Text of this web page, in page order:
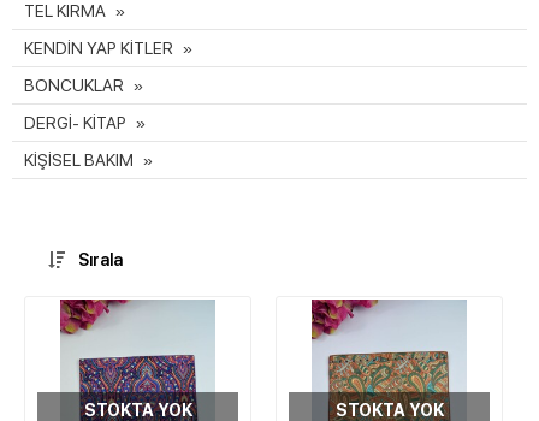
TEL KIRMA
KENDİN YAP KİTLER
BONCUKLAR
DERGİ- KİTAP
KİŞİSEL BAKIM
Sırala
STOKTA YOK STOKTA YOK